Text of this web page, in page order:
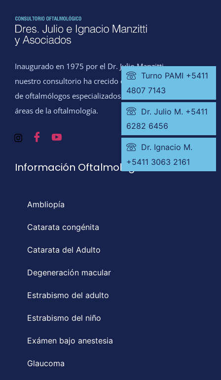
Inaugurado en 1975 por el Dr. Julio Manzitti,
nuestro consultorio ha crecido con un equipo
de oftalmólogos especializados en todas las
áreas de la oftalmología.
Información Oftalmológica
Ambliopía
Catarata congénita
Catarata del Adulto
Degeneración macular
Estrabismo del adulto
Estrabismo del niño
Exámen bajo anestesia
Glaucoma
Turno PAMI +5411
4807 7143
Dr. Julio M. +5411
6282 6456
Dr. Ignacio M.
+5411 3063 2161